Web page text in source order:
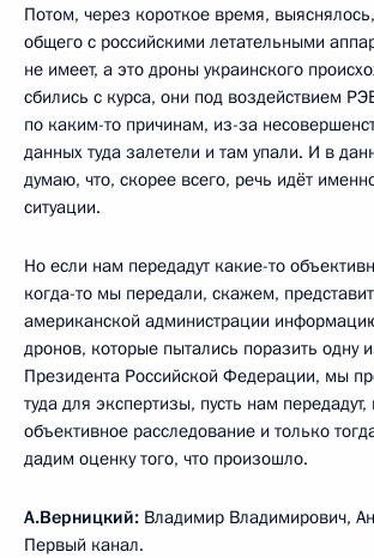
Потом, через короткое время,
общего с российскими летательными
не имеет, а это дроны украинского
сбились с курса, они под воздействием
по каким-то причинам, из-за
данных туда залетели и там упали. И в
думаю, что, скорее всего, речь идёт
ситуации.
Но если нам передадут какие-то
когда-то мы передали, скажем,
американской администрации
дронов, которые пытались поразить одну
Президента Российской Федерации, мы
туда для экспертизы, пусть нам
объективное расследование и только
дадим оценку того, что произошло.
А.Верницкий: Владимир Владимирович,
Первый канал.